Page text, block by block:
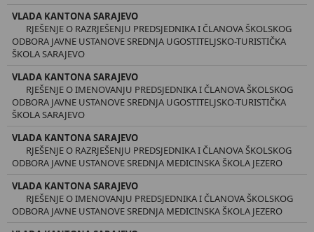
VLADA KANTONA SARAJEVO
RJEŠENJE O RAZRJEŠENJU PREDSJEDNIKA I ČLANOVA ŠKOLSKOG
ODBORA JAVNE USTANOVE SREDNJA UGOSTITELJSKO-TURISTIČKA
ŠKOLA SARAJEVO
VLADA KANTONA SARAJEVO
RJEŠENJE O IMENOVANJU PREDSJEDNIKA I ČLANOVA ŠKOLSKOG
ODBORA JAVNE USTANOVE SREDNJA UGOSTITELJSKO-TURISTIČKA
ŠKOLA SARAJEVO
VLADA KANTONA SARAJEVO
RJEŠENJE O RAZRJEŠENJU PREDSJEDNIKA I ČLANOVA ŠKOLSKOG
ODBORA JAVNE USTANOVE SREDNJA MEDICINSKA ŠKOLA JEZERO
VLADA KANTONA SARAJEVO
RJEŠENJE O IMENOVANJU PREDSJEDNIKA I ČLANOVA ŠKOLSKOG
ODBORA JAVNE USTANOVE SREDNJA MEDICINSKA ŠKOLA JEZERO